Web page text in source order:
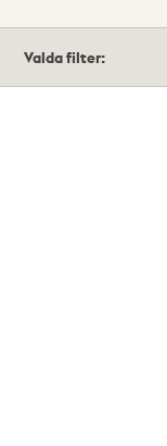
träffar
Valda filter: